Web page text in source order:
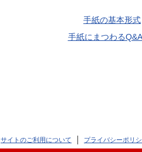
手紙の基本形式
手紙にまつわるQ&A
サイトのご利用について プライバシーポリ